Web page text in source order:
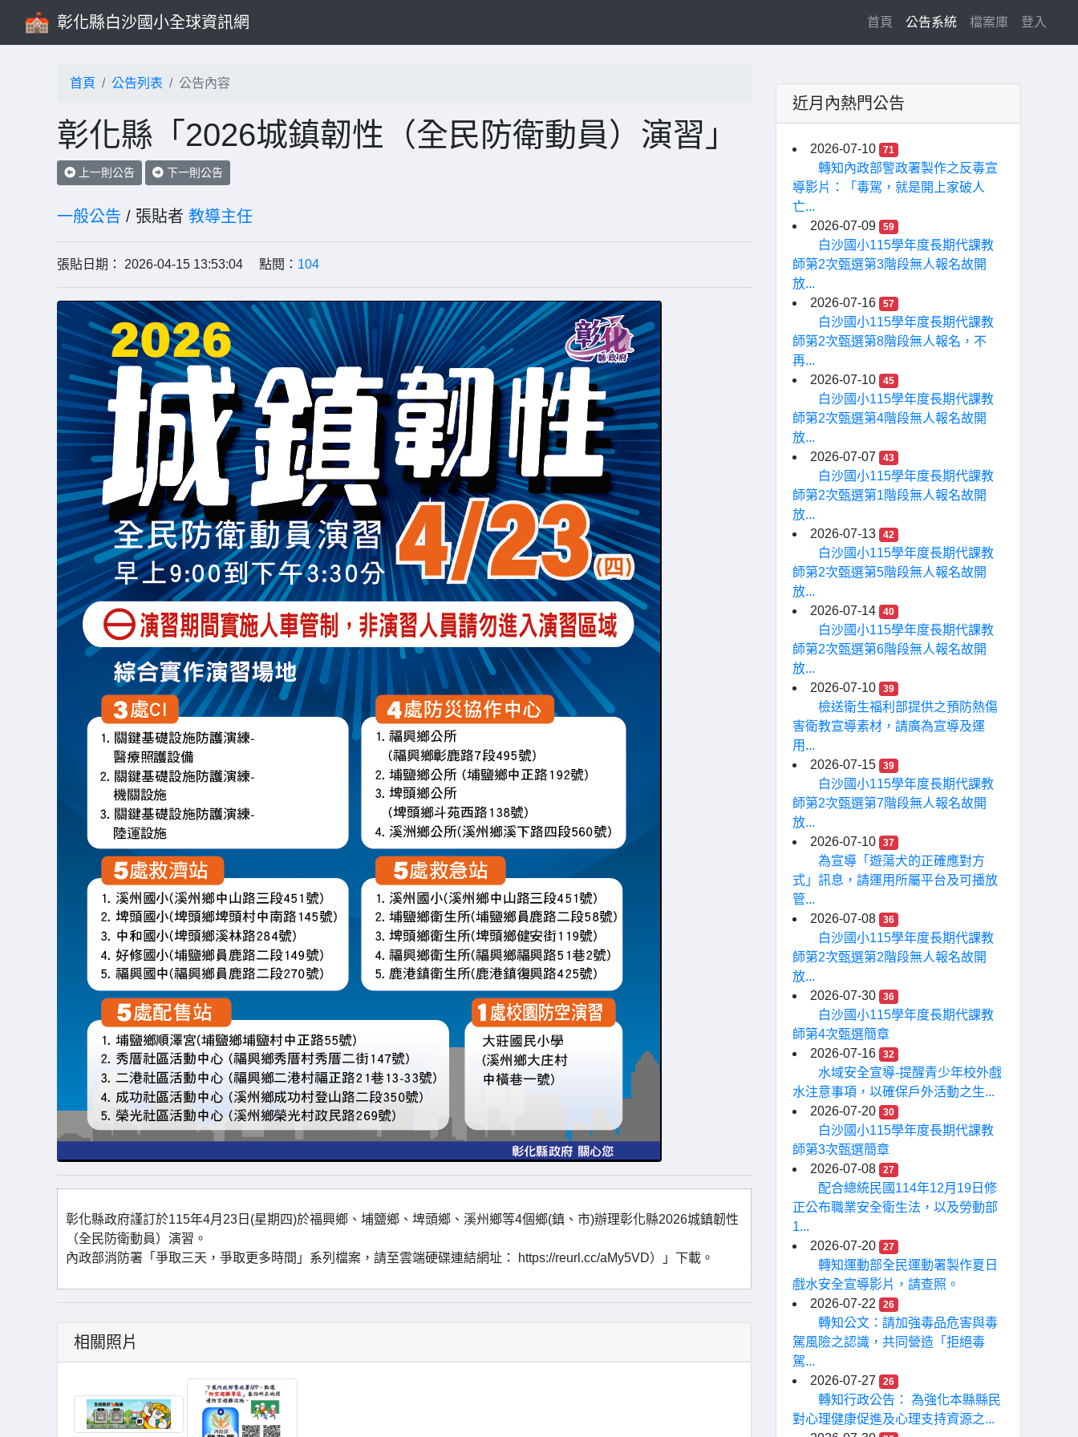
彰化縣白沙國小全球資訊網 首頁 (current)
公告系統 檔案庫 登入
首頁 公告列表 公告內容
彰化縣「2026城鎮韌性（全民防衛動員）演習」
上一則公告 下一則公告
一般公告 / 張貼者 教導主任
張貼日期： 2026-04-15 13:53:04 點閱： 104
彰化縣政府謹訂於115年4月23日(星期四)於福興鄉、埔鹽鄉、埤頭鄉、溪州鄉等4個鄉(鎮、市)辦理彰化縣2026城鎮韌性
（全民防衛動員）演習。
內政部消防署「爭取三天，爭取更多時間」系列檔案，請至雲端硬碟連結網址： https://reurl.cc/aMy5VD）」下載。
相關照片
近月內熱門公告
2026-07-10 71
轉知內政部警政署製作之反毒宣
導影片：「毒駕，就是開上家破人
亡...
2026-07-09
59
白沙國小115學年度長期代課教
師第2次甄選第3階段無人報名故開
放...
2026-07-16
57
白沙國小115學年度長期代課教
師第2次甄選第8階段無人報名，不
再...
2026-07-10
45
白沙國小115學年度長期代課教
師第2次甄選第4階段無人報名故開
放...
2026-07-07
43
白沙國小115學年度長期代課教
師第2次甄選第1階段無人報名故開
放...
2026-07-13
42
白沙國小115學年度長期代課教
師第2次甄選第5階段無人報名故開
放...
2026-07-14
40
白沙國小115學年度長期代課教
師第2次甄選第6階段無人報名故開
放...
2026-07-10
39
檢送衛生福利部提供之預防熱傷
害衛教宣導素材，請廣為宣導及運
用...
2026-07-15
39
白沙國小115學年度長期代課教
師第2次甄選第7階段無人報名故開
放...
2026-07-10
37
為宣導「遊蕩犬的正確應對方
式」訊息，請運用所屬平台及可播放
管...
2026-07-08
36
白沙國小115學年度長期代課教
師第2次甄選第2階段無人報名故開
放...
2026-07-30
36
白沙國小115學年度長期代課教
師第4次甄選簡章
2026-07-16
32
水域安全宣導-提醒青少年校外戲
水注意事項，以確保戶外活動之生...
2026-07-20
30
白沙國小115學年度長期代課教
師第3次甄選簡章
2026-07-08
27
配合總統民國114年12月19日修
正公布職業安全衛生法，以及勞動部
1...
2026-07-20
27
轉知運動部全民運動署製作夏日
戲水安全宣導影片，請查照。
2026-07-22
26
轉知公文：請加強毒品危害與毒
駕風險之認識，共同營造「拒絕毒
駕...
2026-07-27
26
轉知行政公告： 為強化本縣縣民
對心理健康促進及心理支持資源之...